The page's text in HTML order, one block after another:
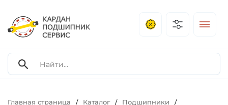
Главная страница / Каталог / Подшипники /